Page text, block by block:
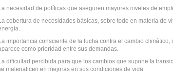
necesidad de políticas que aseguren mayores niveles de
cobertura de necesidades básicas, sobre todo en materia de
importancia consciente de la lucha contra el cambio climático,
como prioridad entre sus demandas.
dificultad percibida para que los cambios que supone la
materialicen en mejoras en sus condiciones de vida.